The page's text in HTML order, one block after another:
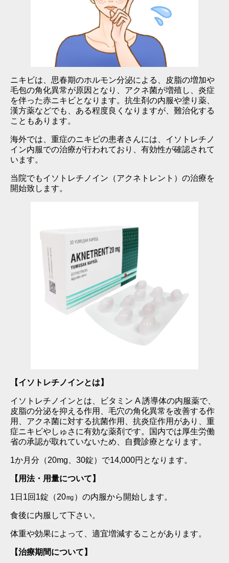
ニキビは、思春期のホルモン分泌による、皮脂の増加や
毛包の角化異常が原因となり、アクネ菌が増殖し、炎症
を伴った赤ニキビとなります。抗生剤の内服や塗り薬、
漢方薬などでも、ある程度良くなりますが、難治化する
こともあります。
海外では、重症のニキビの患者さんには、イソトレチノ
イン内服での治療が行われており、有効性が確認されて
います。
当院でもイソトレチノイン（アクネトレント）の治療を
開始致します。
【イソトレチノインとは】
イソトレチノインとは、ビタミン A 誘導体の内服薬で、
皮脂の分泌を抑える作用、毛穴の角化異常を改善する作
用、アクネ菌に対する抗菌作用、抗炎症作用があり、重
症ニキビやしゅさに有効な薬剤です。国内では厚生労働
省の承認が取れていないため、自費診療となります。
1か月分（20mg、30錠）で14,000円となります。
【用法・用量について】
1日1回1錠（20㎎）の内服から開始します。
食後に内服して下さい。
体重や効果によって、適宜増減することがあります。
【治療期間について】